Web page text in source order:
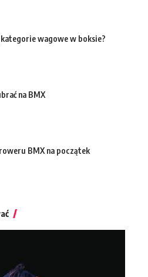
kategorie wagowe w boksie?
na BMX
BMX na początek